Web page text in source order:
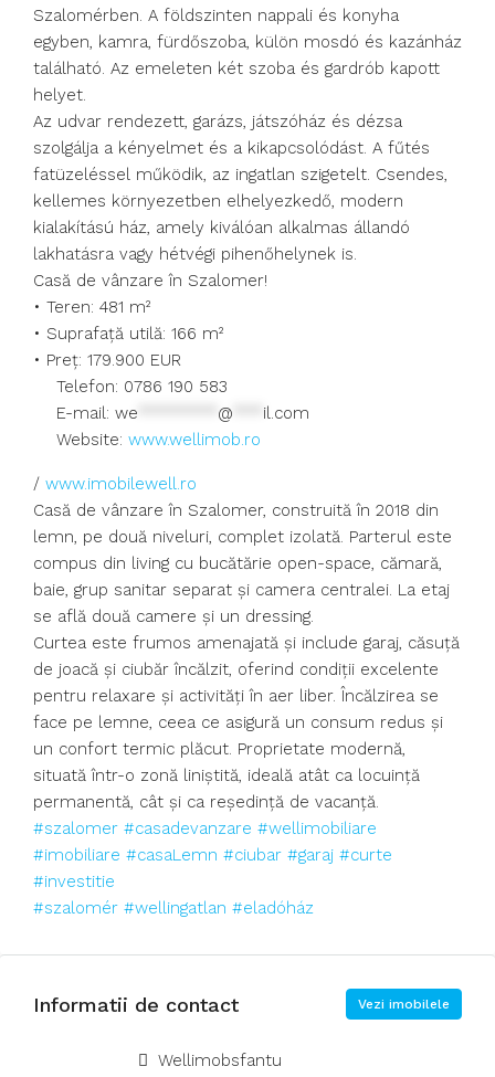
Szalomérben. A földszinten nappali és konyha
egyben, kamra, fürdőszoba, külön mosdó és kazánház
található. Az emeleten két szoba és gardrób kapott
helyet.
Az udvar rendezett, garázs, játszóház és dézsa
szolgálja a kényelmet és a kikapcsolódást. A fűtés
fatüzeléssel működik, az ingatlan szigetelt. Csendes,
kellemes környezetben elhelyezkedő, modern
kialakítású ház, amely kiválóan alkalmas állandó
lakhatásra vagy hétvégi pihenőhelynek is.
Casă de vânzare în Szalomer!
• Teren: 481 m²
• Suprafață utilă: 166 m²
• Preț: 179.900 EUR
Telefon: 0786 190 583
E-mail: we @
il.com
Website: www.wellimob.ro
/ www.imobilewell.ro
Casă de vânzare în Szalomer, construită în 2018 din
lemn, pe două niveluri, complet izolată. Parterul este
compus din living cu bucătărie open-space, cămară,
baie, grup sanitar separat și camera centralei. La etaj
se află două camere și un dressing.
Curtea este frumos amenajată și include garaj, căsuță
de joacă și ciubăr încălzit, oferind condiții excelente
pentru relaxare și activități în aer liber. Încălzirea se
face pe lemne, ceea ce asigură un consum redus și
un confort termic plăcut. Proprietate modernă,
situată într-o zonă liniștită, ideală atât ca locuință
permanentă, cât și ca reședință de vacanță.
#szalomer #casadevanzare #wellimobiliare
#imobiliare #casaLemn #ciubar #garaj #curte
#investitie
#szalomér #wellingatlan #eladóház
Informatii de contact Vezi imobilele
Wellimobsfantu